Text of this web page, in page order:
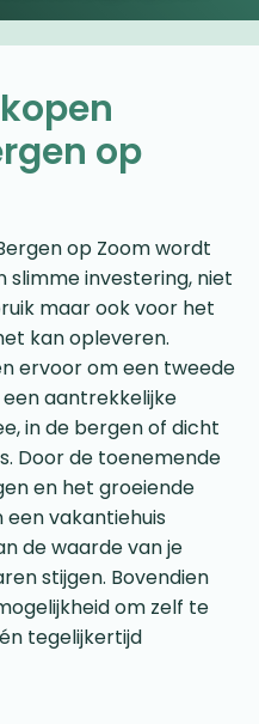
op
op Zoom wordt
slimme investering, niet
maar ook voor het
kan opleveren.
ervoor om een tweede
aantrekkelijke
in de bergen of dicht
Door de toenemende
en het groeiende
vakantiehuis
de waarde van je
stijgen. Bovendien
om zelf te
tegelijkertijd